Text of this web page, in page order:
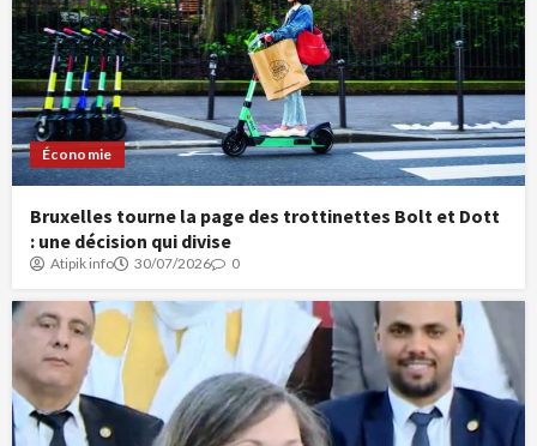
Économie
Bruxelles tourne la page des trottinettes Bolt et Dott
: une décision qui divise
Atipik info 30/07/2026 0